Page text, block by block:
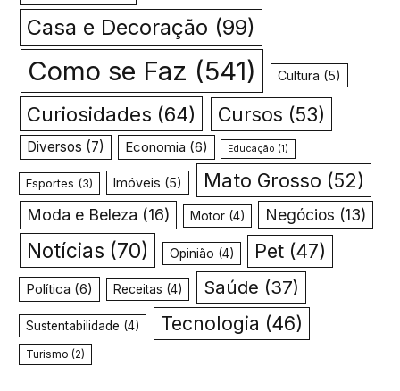
Casa e Decoração (99)
Como se Faz (541) Cultura (5)
Curiosidades (64) Cursos (53)
Diversos (7) Economia (6) Educação (1)
Esportes (3) Imóveis (5) Mato Grosso (52)
Moda e Beleza (16) Motor(4) Negócios (13)
Notícias (70) Opinião (4) Pet (47)
Política (6) Receitas (4) Saúde (37)
Sustentabilidade (4) Tecnologia (46)
Turismo (2)